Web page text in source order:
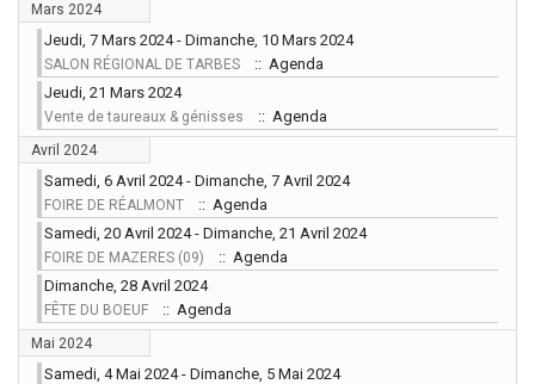
Mars 2024
Jeudi, 7 Mars 2024 - Dimanche, 10 Mars 2024
SALON RÉGIONAL DE TARBES
:: Agenda
Jeudi, 21 Mars 2024
Vente de taureaux & génisses :: Agenda
Avril 2024
Samedi, 6 Avril 2024 - Dimanche, 7 Avril 2024
FOIRE DE RÉALMONT
:: Agenda
Samedi, 20 Avril 2024 - Dimanche, 21 Avril 2024
FOIRE DE MAZERES (09)
:: Agenda
Dimanche, 28 Avril 2024
FÊTE DU BOEUF :: Agenda
Mai 2024
Samedi, 4 Mai 2024 - Dimanche, 5 Mai 2024